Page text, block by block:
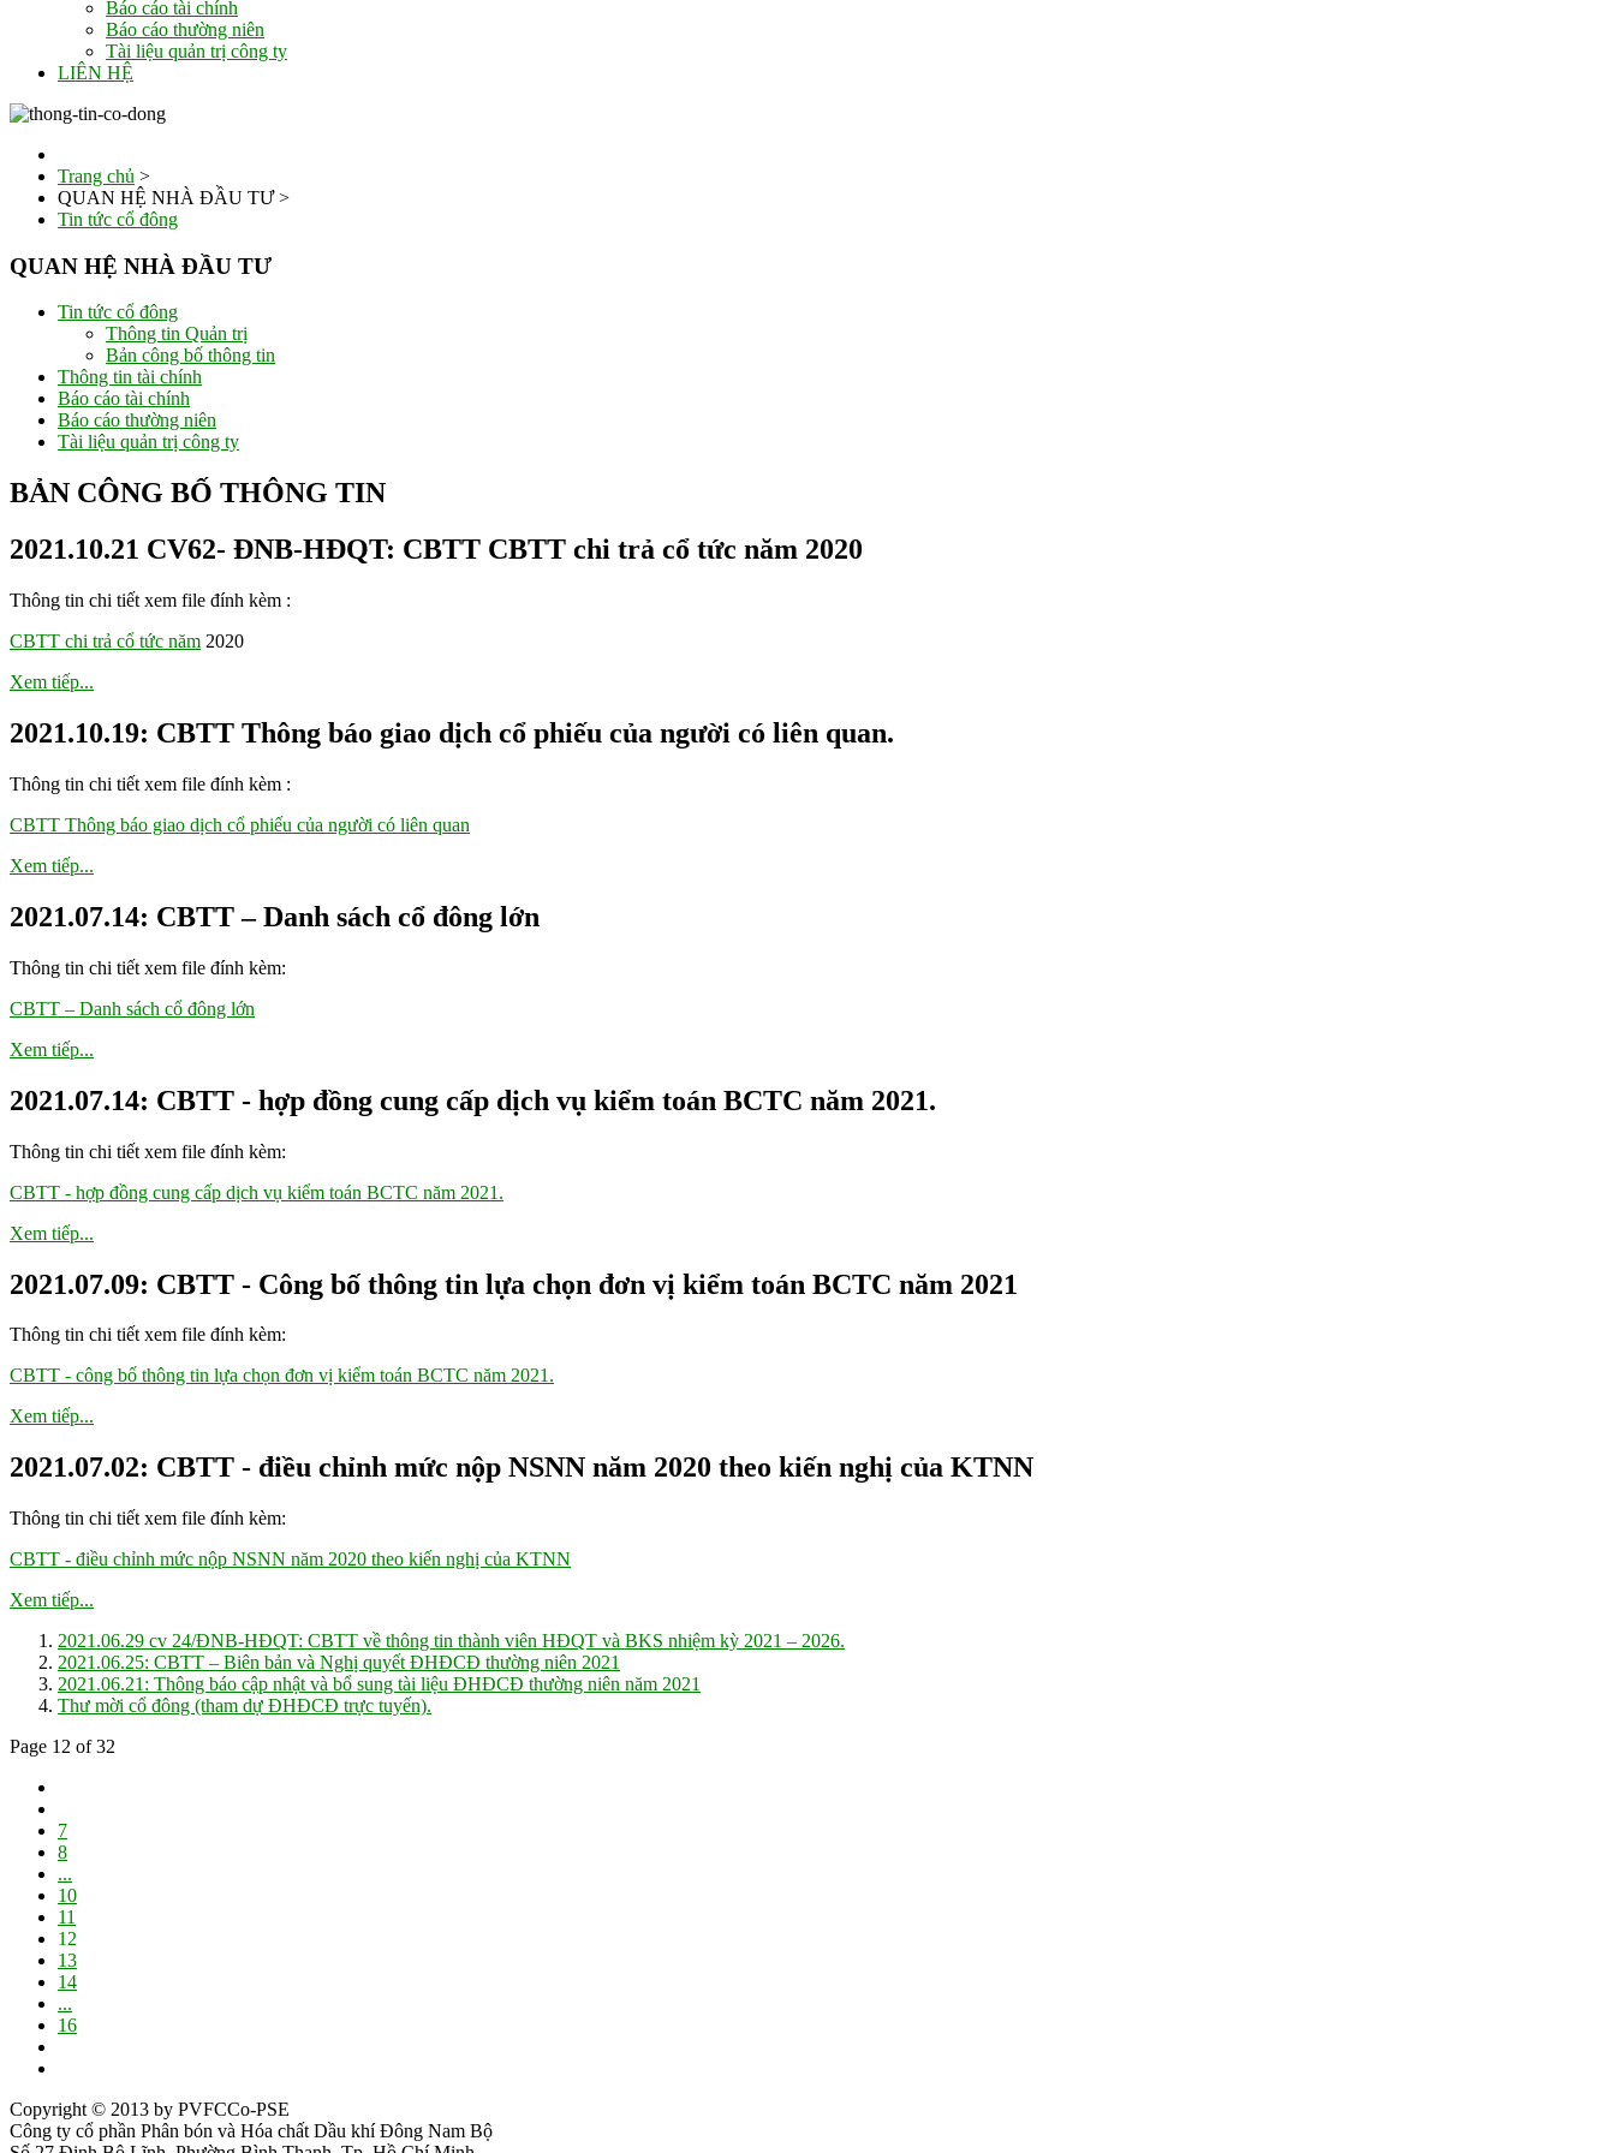
Báo cáo tài chính
Báo cáo thường niên
Tài liệu quản trị công ty
LIÊN HỆ
Trang chủ >
QUAN HỆ NHÀ ĐẦU TƯ>
Tin tức cổ đông
QUAN HỆ NHÀ ĐẦU TƯ
Tin tức cổ đông
Thông tin Quản trị
Bản công bố thông tin
Thông tin tài chính
Báo cáo tài chính
Báo cáo thường niên
Tài liệu quản trị công ty
BẢN CÔNG BỐ THÔNG TIN
2021.10.21 CV62- ĐNB-HĐQT: CBTT CBTT chi trả cổ tức năm 2020
Thông tin chi tiết xem file đính kèm :
CBTT chi trả cổ tức năm 2020
Xem tiếp...
2021.10.19: CBTT Thông báo giao dịch cổ phiếu của người có liên quan.
Thông tin chi tiết xem file đính kèm :
CBTT Thông báo giao dịch cổ phiếu của người có liên quan
Xem tiếp...
2021.07.14: CBTT – Danh sách cổ đông lớn
Thông tin chi tiết xem file đính kèm:
CBTT – Danh sách cổ đông lớn
Xem tiếp...
2021.07.14: CBTT - hợp đồng cung cấp dịch vụ kiểm toán BCTC năm 2021.
Thông tin chi tiết xem file đính kèm:
CBTT - hợp đồng cung cấp dịch vụ kiểm toán BCTC năm 2021.
Xem tiếp...
2021.07.09: CBTT - Công bố thông tin lựa chọn đơn vị kiểm toán BCTC năm 2021
Thông tin chi tiết xem file đính kèm:
CBTT - công bố thông tin lựa chọn đơn vị kiểm toán BCTC năm 2021.
Xem tiếp...
2021.07.02: CBTT - điều chỉnh mức nộp NSNN năm 2020 theo kiến nghị của KTNN
Thông tin chi tiết xem file đính kèm:
CBTT - điều chỉnh mức nộp NSNN năm 2020 theo kiến nghị của KTNN
Xem tiếp...
2021.06.29 cv 24/ĐNB-HĐQT: CBTT về thông tin thành viên HĐQT và BKS nhiệm kỳ 2021 – 2026.
2021.06.25: CBTT – Biên bản và Nghị quyết ĐHĐCĐ thường niên 2021
2021.06.21: Thông báo cập nhật và bổ sung tài liệu ĐHĐCĐ thường niên năm 2021
Thư mời cổ đông (tham dự ĐHĐCĐ trực tuyến).
Page 12 of 32
7
8
...
10
11
12
13
14
...
16
Copyright © 2013 by PVFCCo-PSE
Công ty cổ phần Phân bón và Hóa chất Dầu khí Đông Nam Bộ